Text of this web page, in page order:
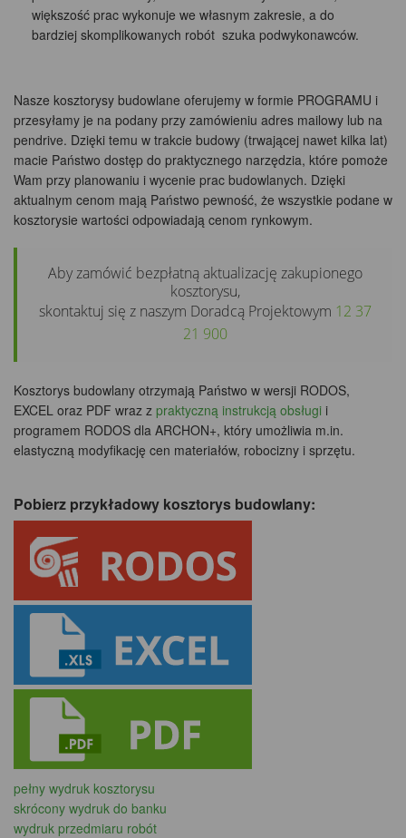
większość prac wykonuje we własnym zakresie, a do
bardziej skomplikowanych robót szuka podwykonawców.
Nasze kosztorysy budowlane oferujemy w formie PROGRAMU i
przesyłamy je na podany przy zamówieniu adres mailowy lub na
pendrive. Dzięki temu w trakcie budowy (trwającej nawet kilka lat)
macie Państwo dostęp do praktycznego narzędzia, które pomoże
Wam przy planowaniu i wycenie prac budowlanych. Dzięki
aktualnym cenom mają Państwo pewność, że wszystkie podane w
kosztorysie wartości odpowiadają cenom rynkowym.
Aby zamówić bezpłatną aktualizację zakupionego
kosztorysu,
skontaktuj się z naszym Doradcą Projektowym 12 37
21 900
Kosztorys budowlany otrzymają Państwo w wersji RODOS,
EXCEL oraz PDF wraz z praktyczną instrukcją obsługi i
programem RODOS dla ARCHON+, który umożliwia m.in.
elastyczną modyfikację cen materiałów, robocizny i sprzętu.
Pobierz przykładowy kosztorys budowlany:
pełny wydruk kosztorysu
skrócony wydruk do banku
wydruk przedmiaru robót